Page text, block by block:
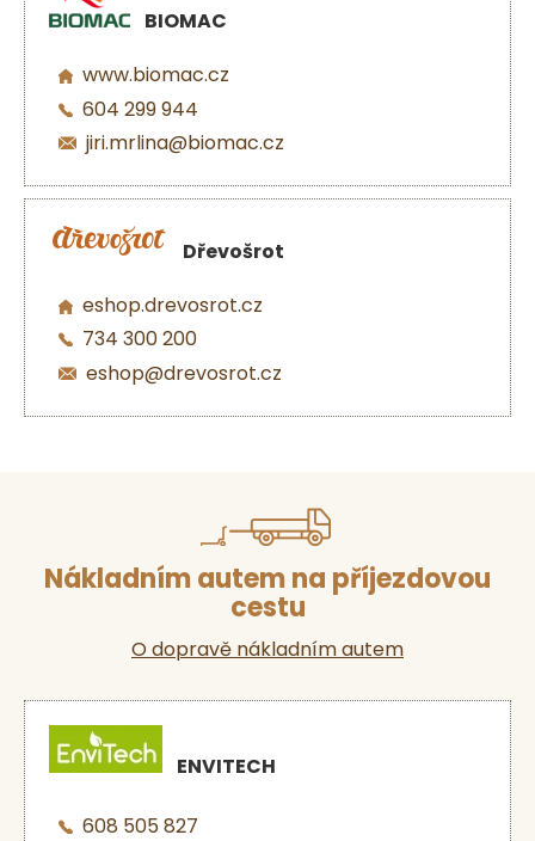
BIOMAC
www.biomac.cz
604 299 944
jiri.mrlina@biomac.cz
Dřevošrot
eshop.drevosrot.cz
734 300 200
eshop@drevosrot.cz
Nákladním autem na příjezdovou
cestu
O dopravě nákladním autem
ENVITECH
608 505 827